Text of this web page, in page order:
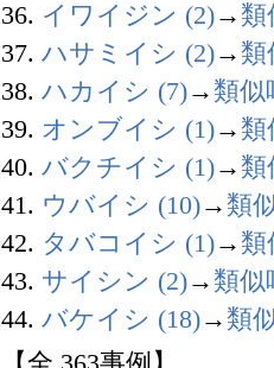
36. イワイジン (2)→ 類
37. ハサミイシ (2)→ 類
38. ハカイシ (7)→ 類似
39. オンブイシ (1)→ 類
40. バクチイシ (1)→ 類
41. ウバイシ (10)→ 類
42. タバコイシ (1)→ 類
43. サイシン (2)→ 類似
44. バケイシ (18)→ 類